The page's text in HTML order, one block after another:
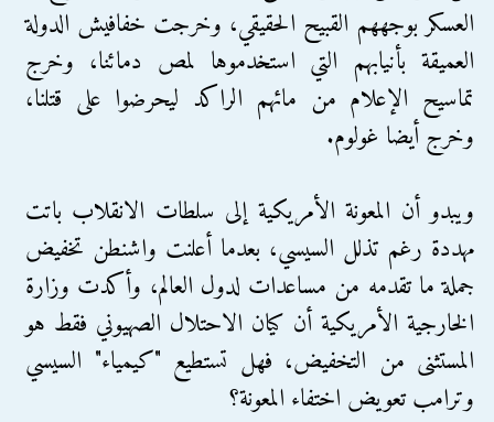
العسكر بوجههم القبيح الحقيقي، وخرجت خفافيش الدولة
العميقة بأنيابهم التي استخدموها لمص دمائنا، وخرج
تماسيح الإعلام من مائهم الراكد ليحرضوا على قتلنا،
وخرج أيضا غولوم.
ويبدو أن المعونة الأمريكية إلى سلطات الانقلاب باتت
مهددة رغم تذلل السيسي، بعدما أعلنت واشنطن تخفيض
جملة ما تقدمه من مساعدات لدول العالم، وأكدت وزارة
الخارجية الأمريكية أن كيان الاحتلال الصهيوني فقط هو
المستثنى من التخفيض، فهل تستطيع "كيمياء" السيسي
وترامب تعويض اختفاء المعونة؟